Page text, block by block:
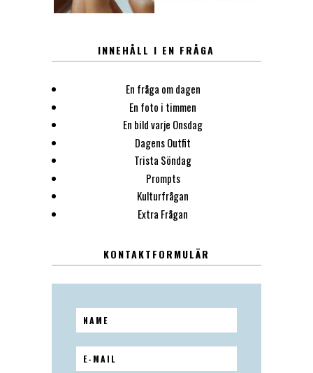
INNEHÅLL I EN FRÅGA
En fråga om dagen
En foto i timmen
En bild varje Onsdag
Dagens Outfit
Trista Söndag
Prompts
Kulturfrågan
Extra Frågan
KONTAKTFORMULÄR